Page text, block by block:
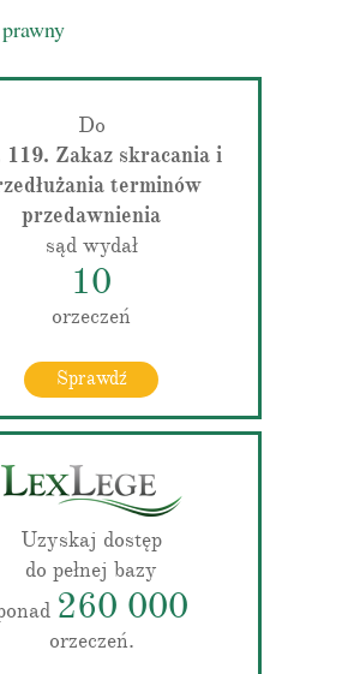
Do
Zakaz skracania i
terminów
przedawnienia
sąd wydał
10
orzeczeń
Sprawdź
Uzyskaj dostęp
do pełnej bazy
260 000
orzeczeń.